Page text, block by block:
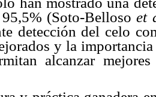
95,5% (Soto-Bellosoet
detección del celo
y la
alcanzar